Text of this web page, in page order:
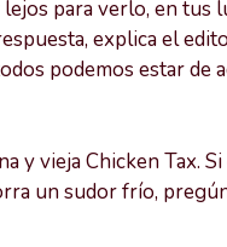
para verlo, en tus
explica el
podemos estar de
y vieja Chicken Tax.
un sudor frío,